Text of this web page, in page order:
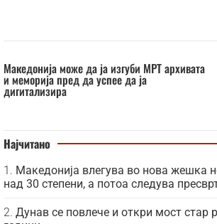
Македонија може да ја изгуби МРТ архивата
и меморија пред да успее да ја
дигитализира
Најчитано
Македонија влегува во нова жешка
над 30 степени, а потоа следува
Дунав се повлече и откри мост стар